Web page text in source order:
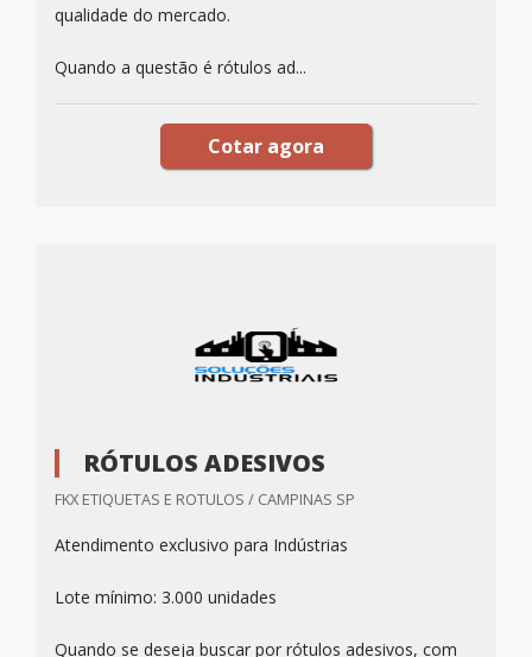
qualidade do mercado.
Quando a questão é rótulos ad...
Cotar agora
RÓTULOS ADESIVOS
FKX ETIQUETAS E ROTULOS / CAMPINAS SP
Atendimento exclusivo para Indústrias
Lote mínimo: 3.000 unidades
Quando se deseja buscar por rótulos adesivos, com